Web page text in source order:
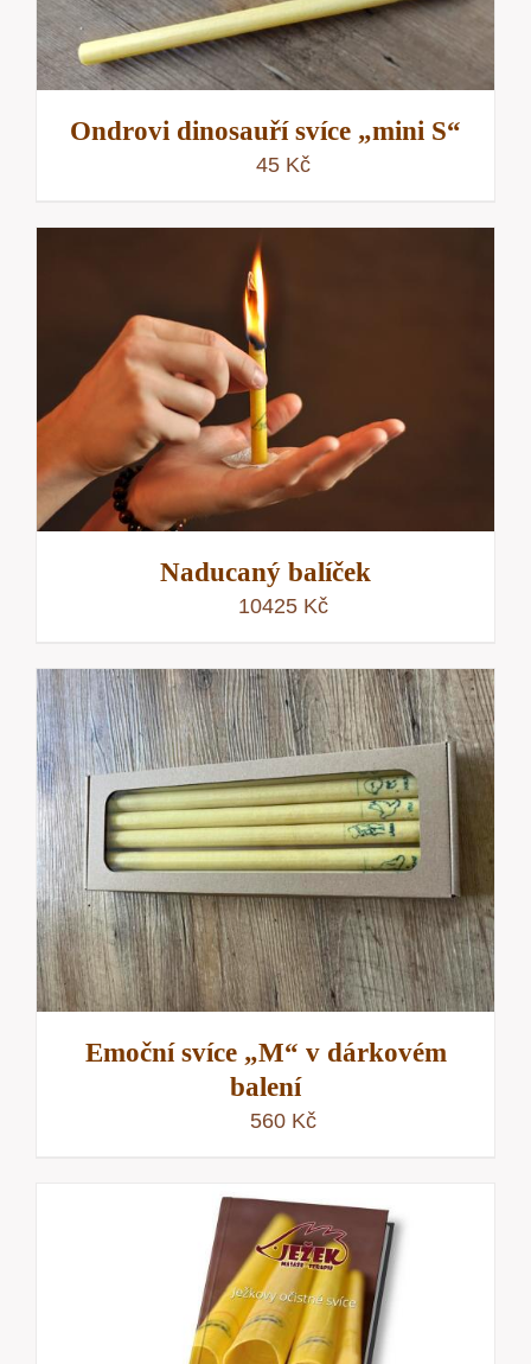
Ondrovi dinosauří svíce „mini S“
45 Kč
Naducaný balíček
10425 Kč
Emoční svíce „M“ v dárkovém
balení
560 Kč